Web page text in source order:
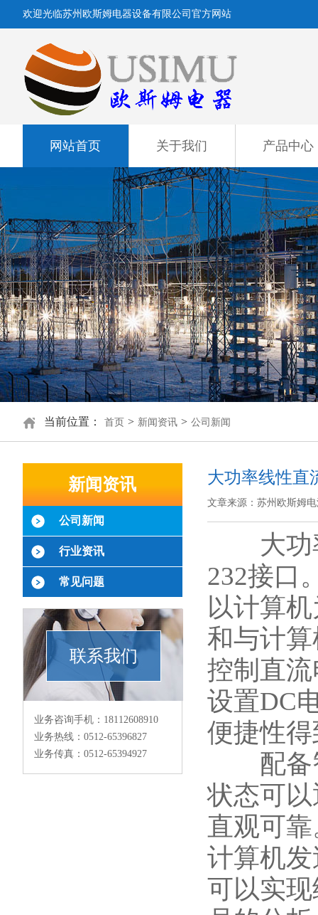
欢迎光临苏州欧斯姆电器设备有限公司官方网站
网站首页 关于我们 产品中心
当前位置： 首页 > 新闻资讯 > 公司新闻
新闻资讯
公司新闻
行业资讯
常见问题
联系我们
业务咨询手机：18112608910
业务热线：0512-65396827
业务传真：0512-65394927
大功率线性直
文章来源：苏州欧斯姆电
大功率
232接口
以计算
和与计
控制直
设置DC
便捷性
配备智
状态可
直观可
计算机
可以实